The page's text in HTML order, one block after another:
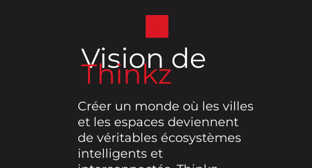
Vision de
Thinkz
Créer un monde où les villes
et les espaces deviennent
de véritables écosystèmes
intelligents et